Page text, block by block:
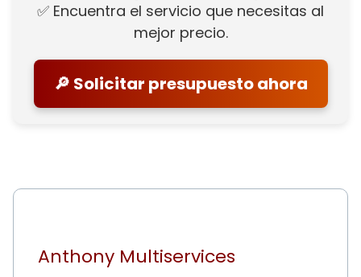
✅ Encuentra el servicio que necesitas al
mejor precio.
🔎 Solicitar presupuesto ahora
Anthony Multiservices